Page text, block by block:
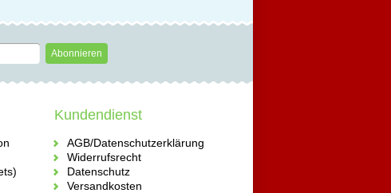
Abonnieren
Kundendienst
AGB/Datenschutzerklärung
Widerrufsrecht
Datenschutz
Versandkosten